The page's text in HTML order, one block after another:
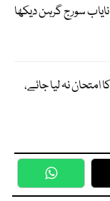
میں 27 سال بعد نایاب سورج گرہن دیکھا
نہ لیا جائے،
WhatsApp